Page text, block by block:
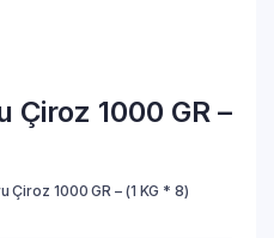
1000 GR –
Çiroz 1000 GR – (1 KG * 8)